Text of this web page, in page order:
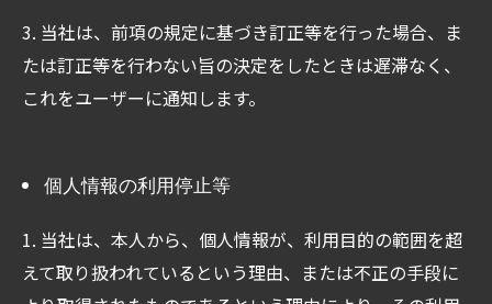
3. 当社は、前項の規定に基づき訂正等を行った場合、ま
たは訂正等を行わない旨の決定をしたときは遅滞なく、
これをユーザーに通知します。
個人情報の利用停止等
1. 当社は、本人から、個人情報が、利用目的の範囲を超
えて取り扱われているという理由、または不正の手段に